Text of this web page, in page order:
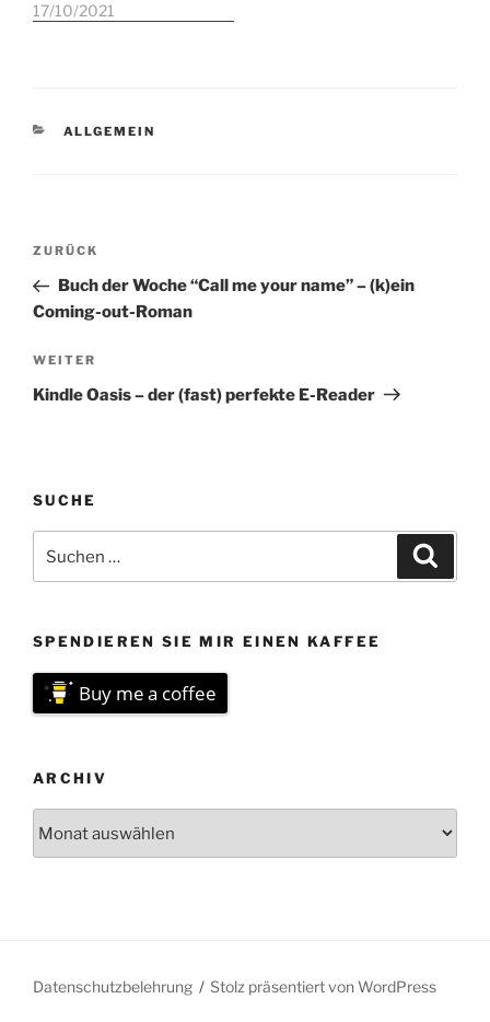
tönt es da vollmundig.
die Forderung nach
17/10/2021
KATEGORIEN
ALLGEMEIN
Beitragsnavigation
Vorheriger
Beitrag
ZURÜCK
Buch der Woche “Call me your name” – (k)ein
Coming-out-Roman
Nächster
Beitrag
WEITER
Kindle Oasis – der (fast) perfekte E-Reader
SUCHE
nach:
SPENDIEREN SIE MIR EINEN KAFFEE
Buy me a coffee
ARCHIV
Datenschutzbelehrung Stolz präsentiert von WordPress